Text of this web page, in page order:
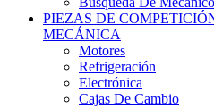
MECÁNICA
Motores
Refrigeración
Electrónica
Cajas De Cambio
Sistemas De Escape